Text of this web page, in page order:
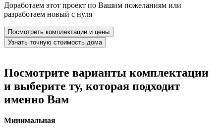
Доработаем этот проект по Вашим пожеланиям или
разработаем новый с нуля
Посмотреть комплектации и цены
Узнать точную стоимость дома
Посмотрите варианты комплектации
и выберите ту, которая подходит
именно Вам
Минимальная